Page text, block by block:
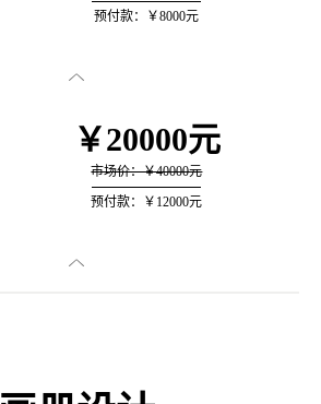
预付款：￥8000元

￥20000元
市场价：￥40000元
预付款：￥12000元
